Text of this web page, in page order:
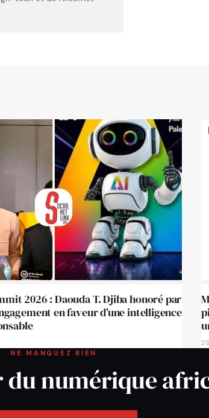
2026 : Daouda T. Djiba honoré par
en faveur d’une intelligence
NE MANQUEZ RIEN
du numérique